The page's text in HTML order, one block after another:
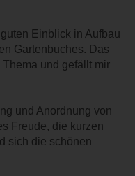
Einblick in Aufbau
Gartenbuches. Das
und gefällt mir
und Anordnung von
Freude, die kurzen
sich die schönen